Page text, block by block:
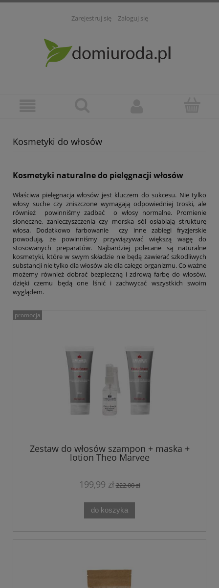
Zarejestruj się Zaloguj się
Kosmetyki do włosów
Kosmetyki naturalne do pielęgnacji włosów
Właściwa pielęgnacja włosów jest kluczem do sukcesu. Nie tylko
włosy suche czy zniszczone wymagają odpowiedniej troski, ale
również powinniśmy zadbać o włosy normalne. Promienie
słoneczne, zanieczyszczenia czy morska sól osłabiają strukturę
włosa. Dodatkowo farbowanie czy inne zabiegi fryzjerskie
powodują, że powinniśmy przywiązywać większą wagę do
stosowanych preparatów. Najbardziej polecane są naturalne
kosmetyki, które w swym składzie nie będą zawierać szkodliwych
substancji nie tylko dla włosów ale dla całego organizmu. Co ważne
możemy również dobrać bezpieczną i zdrową farbę do włosów,
dzięki czemu będą one lśnić i zachwycać wszystkich swoim
wyglądem.
Zestaw do włosów szampon + maska +
lotion Theo Marvee
199,99 zł222,00 zł
do koszyka
promocja